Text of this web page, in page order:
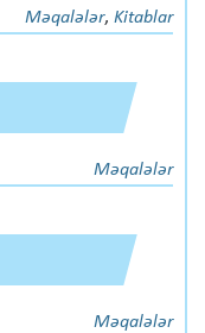
Məqalələr, Kitablar
Məqalələr
Məqalələr